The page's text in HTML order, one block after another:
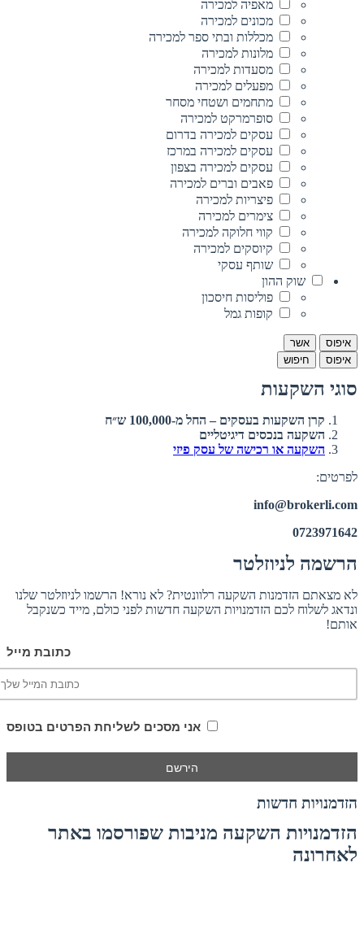
מאפיה למכירה
מכונים למכירה
מכללות ובתי ספר למכירה
מלונות למכירה
מסעדות למכירה
מפעלים למכירה
מתחמים ושטחי מסחר
סופרמרקט למכירה
עסקים למכירה בדרום
עסקים למכירה במרכז
עסקים למכירה בצפון
פאבים וברים למכירה
פיצריות למכירה
צימרים למכירה
קווי חלוקה למכירה
קיוסקים למכירה
שותף עסקי
שוק ההון
פוליסות חיסכון
קופות גמל
איפוס
אשר
איפוס
חיפוש
סוגי השקעות
קרן השקעות בעסקים – החל מ-100,000 ש״ח
השקעה בנכסים דיגיטליים
השקעה או רכישה של עסק פיזי
לפרטים:
info@brokerli.com
0723971642
הרשמה לניוזלטר
לא מצאתם הזדמנות השקעה רלוונטית? לא נורא! הרשמו לניוזלטר שלנו
ונדאג לשלוח לכם הזדמנויות השקעה חדשות לפני כולם, מייד כשנקבל
אותם!
כתובת מייל
אני מסכים לשליחת הפרטים בטופס
הזדמנויות חדשות
הזדמנויות השקעה מניבות שפורסמו באתר
לאחרונה